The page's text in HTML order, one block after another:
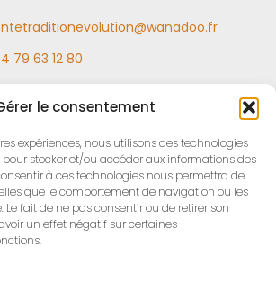
le consentement
expériences, nous utilisons des technologies
pour stocker et/ou accéder aux informations des
à ces technologies nous permettra de
que le comportement de navigation ou les
Le fait de ne pas consentir ou de retirer son
un effet négatif sur certaines
79 63 12 80
Mentions légales